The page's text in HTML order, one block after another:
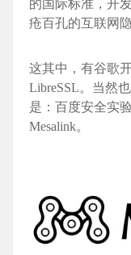
的国际标准，开
疮百孔的互联网隐
这其中，有谷歌
LibreSSL。当然
是：百度安全实
Mesalink。